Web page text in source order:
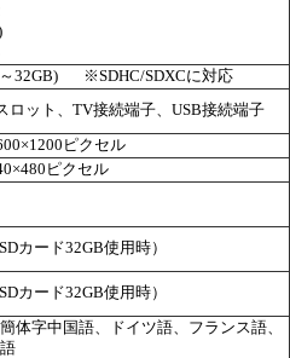
～32GB) ※SDHC/SDXCに対応
ロット、TV接続端子、USB接続端子
ピクセル
ピクセル
カード32GB使用時）
カード32GB使用時）
体字中国語、ドイツ語、フランス語、